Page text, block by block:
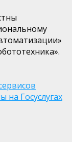
на Госуслугах